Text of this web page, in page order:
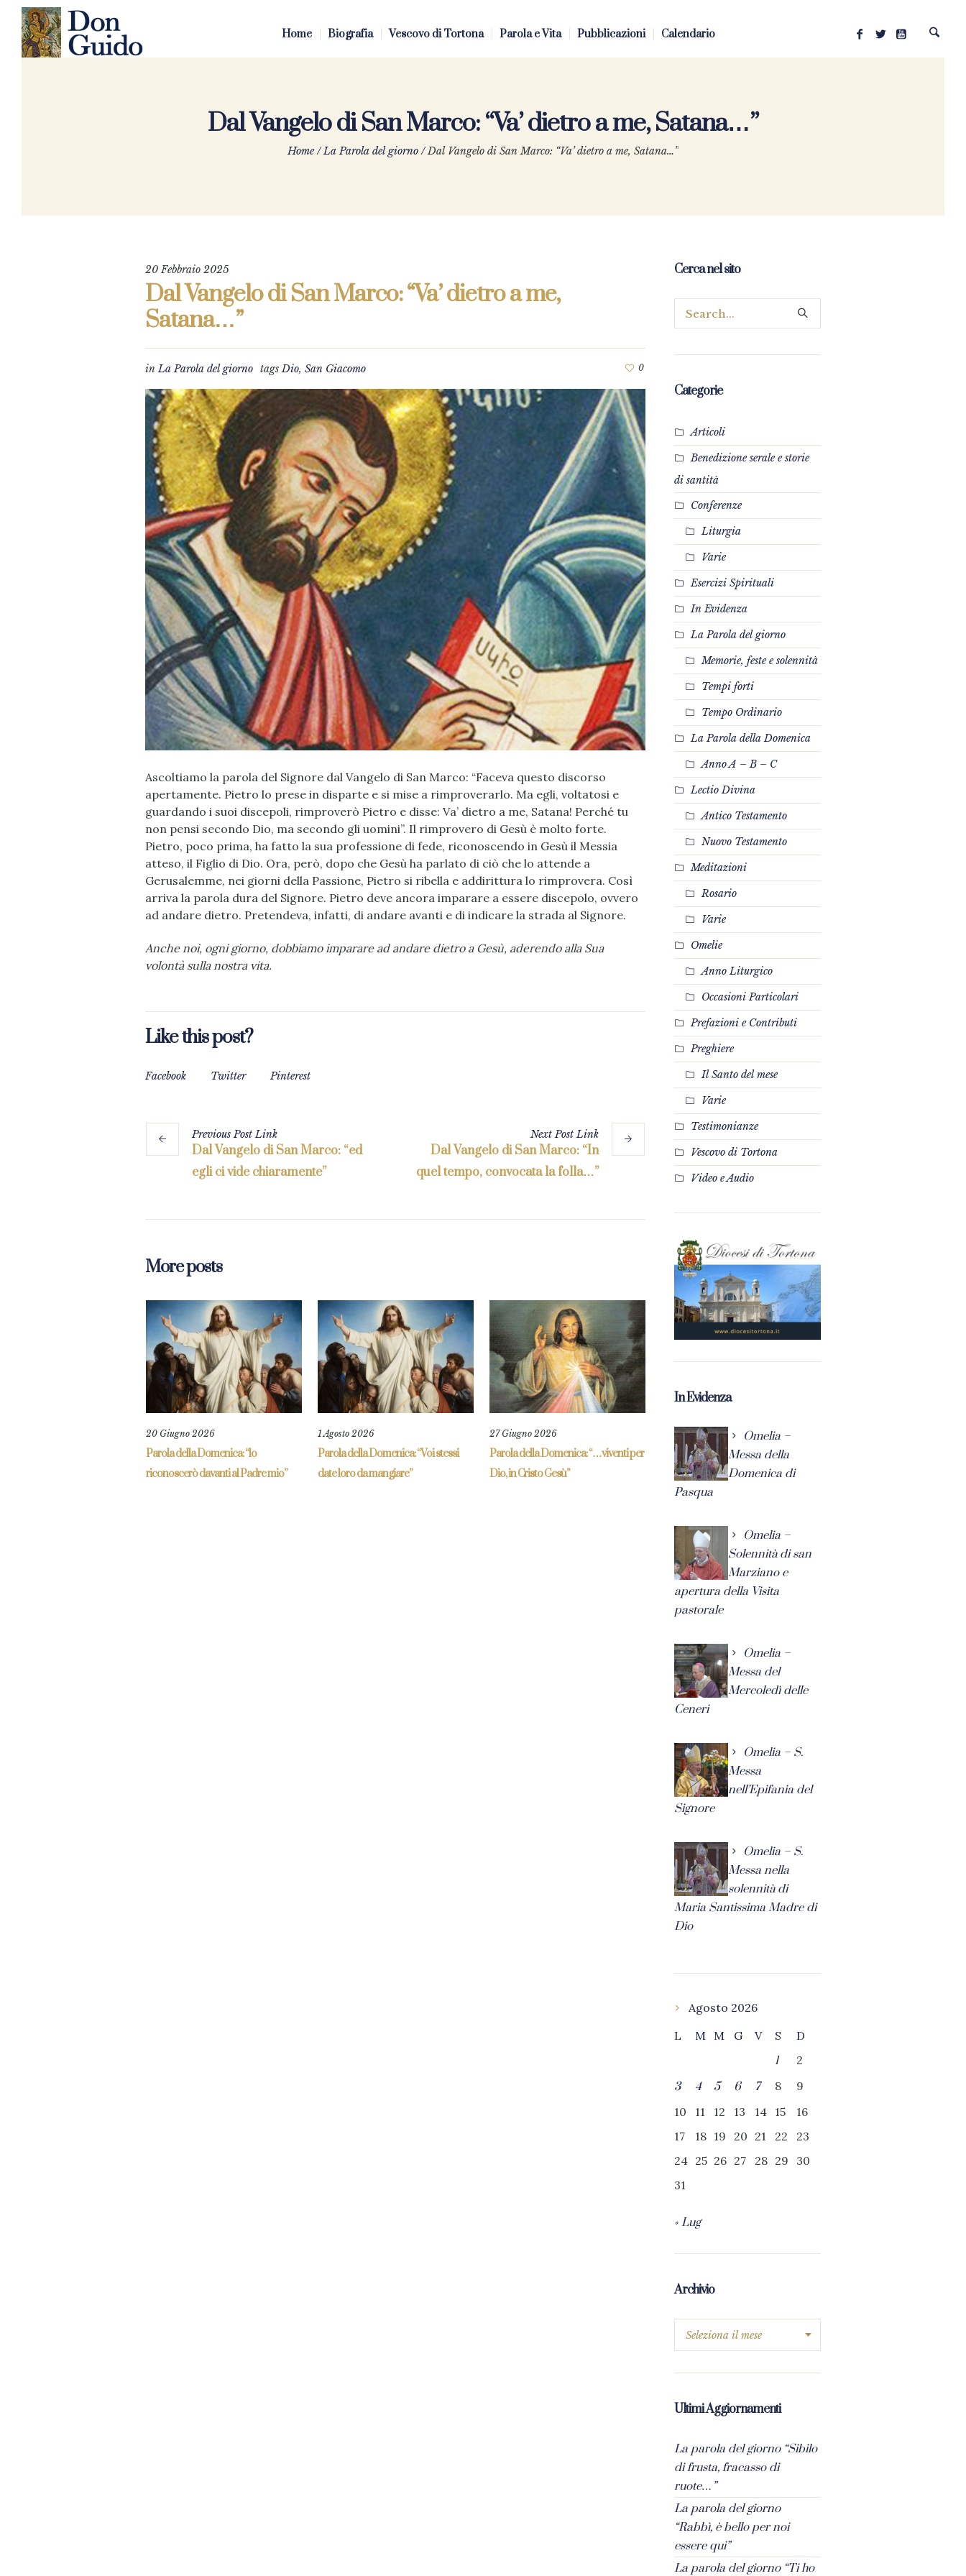
Home Biografia Vescovo di Tortona Parola e Vita Pubblicazioni Calendario
Dal Vangelo di San Marco: “Va’ dietro a me, Satana…”
Home /La Parola del giorno /Dal Vangelo di San Marco: “Va’ dietro a me, Satana…”
20 Febbraio 2025
Dal Vangelo di San Marco: “Va’ dietro a me,
Satana…”
inLa Parola del giorno tagsDio, San Giacomo 0
Ascoltiamo la parola del Signore dal Vangelo di San Marco: “Faceva questo discorso
apertamente. Pietro lo prese in disparte e si mise a rimproverarlo. Ma egli, voltatosi e
guardando i suoi discepoli, rimproverò Pietro e disse: Va’ dietro a me, Satana! Perché tu
non pensi secondo Dio, ma secondo gli uomini”. Il rimprovero di Gesù è molto forte.
Pietro, poco prima, ha fatto la sua professione di fede, riconoscendo in Gesù il Messia
atteso, il Figlio di Dio. Ora, però, dopo che Gesù ha parlato di ciò che lo attende a
Gerusalemme, nei giorni della Passione, Pietro si ribella e addirittura lo rimprovera. Così
arriva la parola dura del Signore. Pietro deve ancora imparare a essere discepolo, ovvero
ad andare dietro. Pretendeva, infatti, di andare avanti e di indicare la strada al Signore.
Anche noi, ogni giorno, dobbiamo imparare ad andare dietro a Gesù, aderendo alla Sua
volontà sulla nostra vita.
Like this post?
Facebook Twitter Pinterest
PreviousPostLink
Dal Vangelo di San Marco: “ed
egli ci vide chiaramente”
NextPostLink
Dal Vangelo di San Marco: “In
quel tempo, convocata la folla…”
More posts
20 Giugno 2026
Parola della Domenica: “lo
riconoscerò davanti al Padre mio”
1 Agosto 2026
Parola della Domenica: “Voi stessi
date loro da mangiare”
27 Giugno 2026
Parola della Domenica: “…viventi per
Dio, in Cristo Gesù”
Cerca nel sito
Categorie
Articoli
Benedizione serale e storie
di santità
Conferenze
Liturgia
Varie
Esercizi Spirituali
In Evidenza
La Parola del giorno
Memorie, feste e solennità
Tempi forti
Tempo Ordinario
La Parola della Domenica
Anno A – B – C
Lectio Divina
Antico Testamento
Nuovo Testamento
Meditazioni
Rosario
Varie
Omelie
Anno Liturgico
Occasioni Particolari
Prefazioni e Contributi
Preghiere
Il Santo del mese
Varie
Testimonianze
Vescovo di Tortona
Video e Audio
In Evidenza
Omelia –
Messa della
Domenica di
Pasqua
Omelia –
Solennità di san
Marziano e
apertura della Visita
pastorale
Omelia –
Messa del
Mercoledì delle
Ceneri
Omelia – S.
Messa
nell’Epifania del
Signore
Omelia – S.
Messa nella
solennità di
Maria Santissima Madre di
Dio
Agosto 2026
L
M M G V S
D
1
2
3
4 5 6 7 8
9
10
11 12 13 14 15
16
17
18 19 20 21 22
23
24 25 26 27 28 29
30
31
« Lug
Archivio
Ultimi Aggiornamenti
La parola del giorno “Sibilo
di frusta, fracasso di
ruote…”
La parola del giorno
“Rabbì, è bello per noi
essere qui”
La parola del giorno “Ti ho